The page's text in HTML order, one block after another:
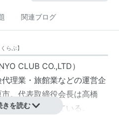
関連ブログ
らぶ】
CLUB CO.,LTD）
理業・旅館業などの運営企
。代表取締役会長は高橋
施設を展開している。
きを読む